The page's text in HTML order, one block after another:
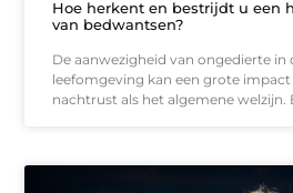
Hoe herkent en bestrijdt u een
van bedwantsen?
De aanwezigheid van ongedierte in
leefomgeving kan een grote
nachtrust als het algemene welzijn.